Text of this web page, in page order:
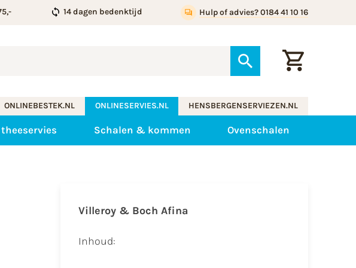
14 dagen bedenktijd Hulp of advies? 0184 41 10 16
ONLINEBESTEK.NL ONLINESERVIES.NL HENSBERGENSERVIEZEN.NL
Schalen & kommen Ovenschalen
Villeroy & Boch Afina
Inhoud: